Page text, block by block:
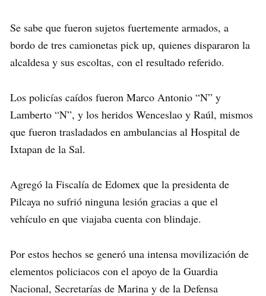
Se sabe que fueron sujetos fuertemente armados, a
bordo de tres camionetas pick up, quienes dispararon la
alcaldesa y sus escoltas, con el resultado referido.
Los policías caídos fueron Marco Antonio “N” y
Lamberto “N”, y los heridos Wenceslao y Raúl, mismos
que fueron trasladados en ambulancias al Hospital de
Ixtapan de la Sal.
Agregó la Fiscalía de Edomex que la presidenta de
Pilcaya no sufrió ninguna lesión gracias a que el
vehículo en que viajaba cuenta con blindaje.
Por estos hechos se generó una intensa movilización de
elementos policiacos con el apoyo de la Guardia
Nacional, Secretarías de Marina y de la Defensa